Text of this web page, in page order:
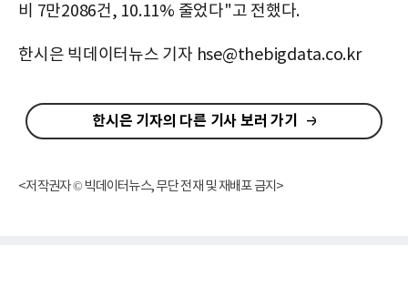
비 7만2086건, 10.11% 줄었다"고 전했다.
한시은 빅데이터뉴스 기자 hse@thebigdata.co.kr
한시은 기자의 다른 기사 보러 가기
<저작권자 © 빅데이터뉴스, 무단 전재 및 재배포 금지>